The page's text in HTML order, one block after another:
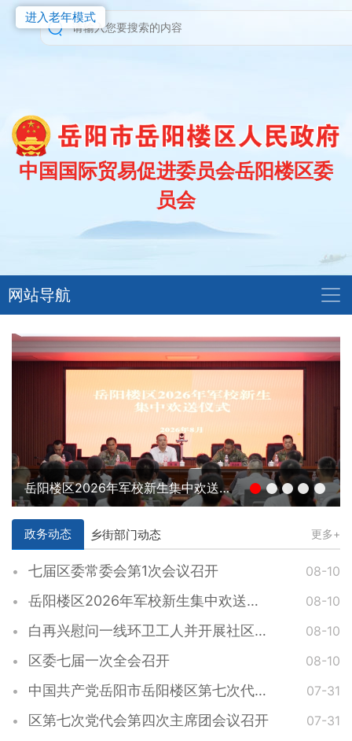
进入老年模式
中国国际贸易促进委员会岳阳楼区委
员会
网站导航
岳阳楼区2026年军校新生集中欢送仪式举行
政务动态 乡街部门动态 更多+
七届区委常委会第1次会议召开 08-10
岳阳楼区2026年军校新生集中欢送仪式举行 08-10
白再兴慰问一线环卫工人并开展社区调研工作 08-10
区委七届一次全会召开 08-10
中国共产党岳阳市岳阳楼区第七次代表大会胜利闭幕 07-31
区第七次党代会第四次主席团会议召开 07-31